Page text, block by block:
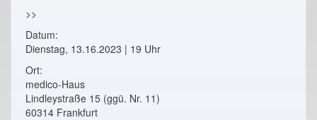
>>
Datum:
Dienstag, 13.16.2023 | 19 Uhr
Ort:
medico-Haus
Lindleystraße 15 (ggü. Nr. 11)
60314 Frankfurt